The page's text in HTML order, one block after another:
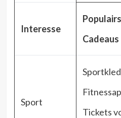
Interesse
Cadeaus
Sport
Tickets